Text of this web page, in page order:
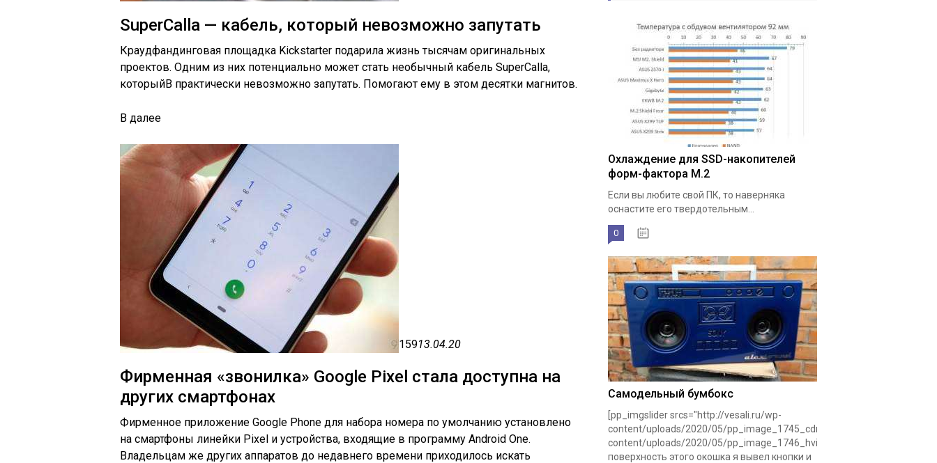
SuperCalla — кабель, который невозможно запутать
Краудфандинговая площадка Kickstarter подарила жизнь тысячам оригинальных
проектов. Одним из них потенциально может стать необычный кабель SuperCalla,
которыйВ практически невозможно запутать. Помогают ему в этом десятки магнитов.
В далее
15913.04.20
Фирменная «звонилка» Google Pixel стала доступна на
других смартфонах
Фирменное приложение Google Phone для набора номера по умолчанию установлено
на смартфоны линейки Pixel и устройства, входящие в программу Android One.
Владельцам же других аппаратов до недавнего времени приходилось искать
Охлаждение для SSD-накопителей
форм-фактора M.2
Если вы любите свой ПК, то наверняка
оснастите его твердотельным...
0
Самодельный бумбокс
[pp_imgslider srcs="http://vesali.ru/wp-
content/uploads/2020/05/
content/uploads/2020/05/
поверхность этого окошка я вывел кнопки и